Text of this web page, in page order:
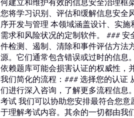
何建立和维护有效的信息安全治理框
您将学习识别、评估和缓解信息安全
序开发与管理 本领域涵盖设计、实
需求和风险状况的定制软件。 ###
件检测、遏制、清除和事件评估方法
源。它们通常包含错误或过时的信息
依赖题库可能会损害认证的权威性，
我们简化的流程：### 选择您的认证
们进行深入咨询，了解更多流程信息
考试 我们可以协助您安排最符合您
于理解考试内容。其余的一切都由我